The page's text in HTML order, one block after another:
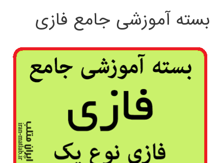
بسته آموزشی جامع فازی